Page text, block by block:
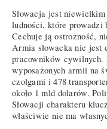
Słowacja jest
ludności, które prowadzi
Cechuje ją ostrożność,
Armia słowacka nie jest
pracowników cywilnych.
wyposażonych armii na
czołgami i 478
około 1 mld dolarów.
Słowacji charakteru
właściwie nie ma